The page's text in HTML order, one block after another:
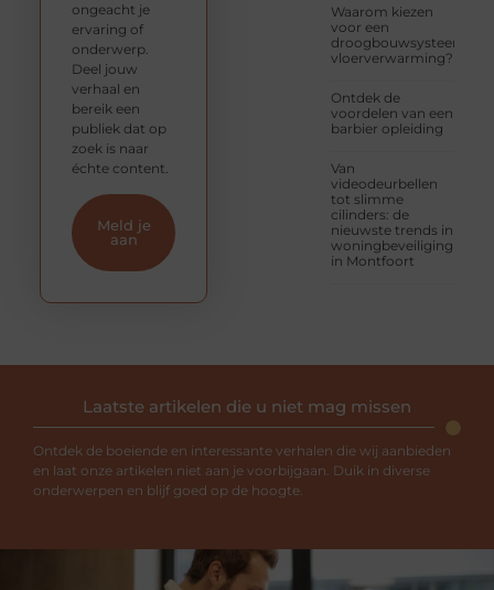
Waarom kiezen
voor een
droogbouwsysteem
vloerverwarming?
Ontdek de
voordelen van een
barbier opleiding
Van
videodeurbellen
tot slimme
cilinders: de
nieuwste trends in
woningbeveiliging
in Montfoort
ongeacht je
ervaring of
onderwerp.
Deel jouw
verhaal en
bereik een
publiek dat op
zoek is naar
échte content.
Meld je
aan
Laatste artikelen die u niet mag missen
Ontdek de boeiende en interessante verhalen die wij aanbieden
en laat onze artikelen niet aan je voorbijgaan. Duik in diverse
onderwerpen en blijf goed op de hoogte.